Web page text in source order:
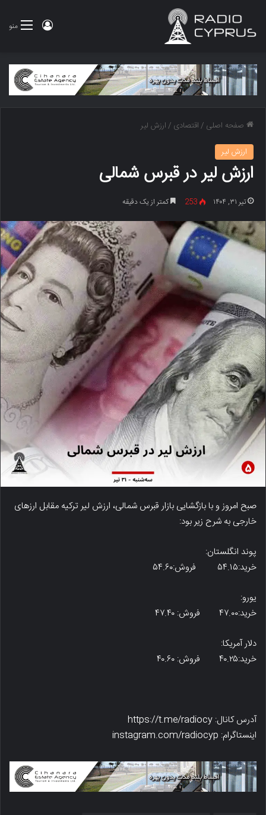
منو ورود
صفحه اصلی /اقتصادی /ارزش لیر
ارزش لیر
ارزش لیر در قبرس شمالی
تیر ۳۱, ۱۴۰۴ 253 کمتر از یک دقیقه
صبح امروز و با بازگشایی بازار قبرس شمالی، ارزش لیر ترکیه مقابل ارزهای
خارجی به شرح زیر بود:
پوند انگلستان:
خرید:۵۴.۱۵ فروش:۵۴.۶۰
یورو:
خرید:۴۷.۰۰ فروش: ۴۷.۴۰
دلار آمریکا:
خرید:۴۰.۲۵ فروش: ۴۰.۶۰
آدرس کانال: https://t.me/radiocy
اینستاگرام: instagram.com/radiocyp